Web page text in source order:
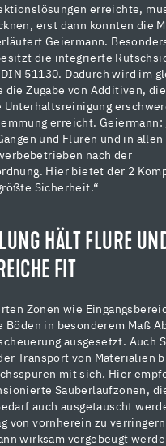
erreichte,
erst dann konnten die
Geiermann.
die integrierte
DIN 51130. Dadurch wird im
die Zugabe von Additiven,
Unterhaltsreinigung
erreicht. Geiermann:
und Fluren und in
nach der
Hier bietet der 2
Sicherheit.“
HÄLT FLURE
FIT
Zonen wie
Böden in besonderem Maß
ausgesetzt. Auch
Transport von Materialien
mit sich. Hier
Sauberlaufzonen,
auch ausgetauscht
von vornherein zu
wirksam vorgebeugt